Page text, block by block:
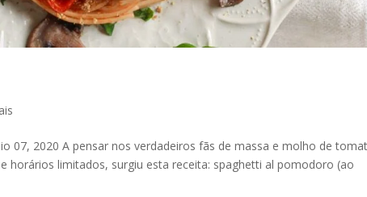
07, 2020 A pensar nos verdadeiros fãs de massa e molho de
horários limitados, surgiu esta receita: spaghetti al pomodoro (ao